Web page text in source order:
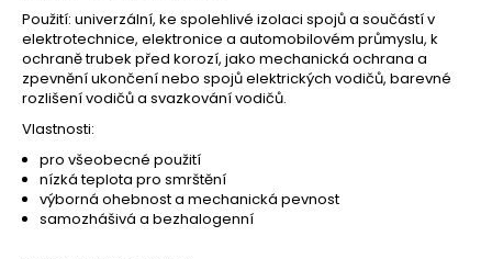
Použití: univerzální, ke spolehlivé izolaci spojů a součástí v
elektrotechnice, elektronice a automobilovém průmyslu, k
ochraně trubek před korozí, jako mechanická ochrana a
zpevnění ukončení nebo spojů elektrických vodičů, barevné
rozlišení vodičů a svazkování vodičů.
Vlastnosti:
pro všeobecné použití
nízká teplota pro smrštění
výborná ohebnost a mechanická pevnost
samozhášivá a bezhalogenní